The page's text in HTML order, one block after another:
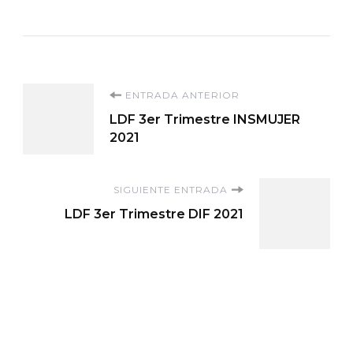
Navegación
entradas
ENTRADA ANTERIOR
LDF 3er Trimestre INSMUJER
2021
SIGUIENTE ENTRADA
LDF 3er Trimestre DIF 2021